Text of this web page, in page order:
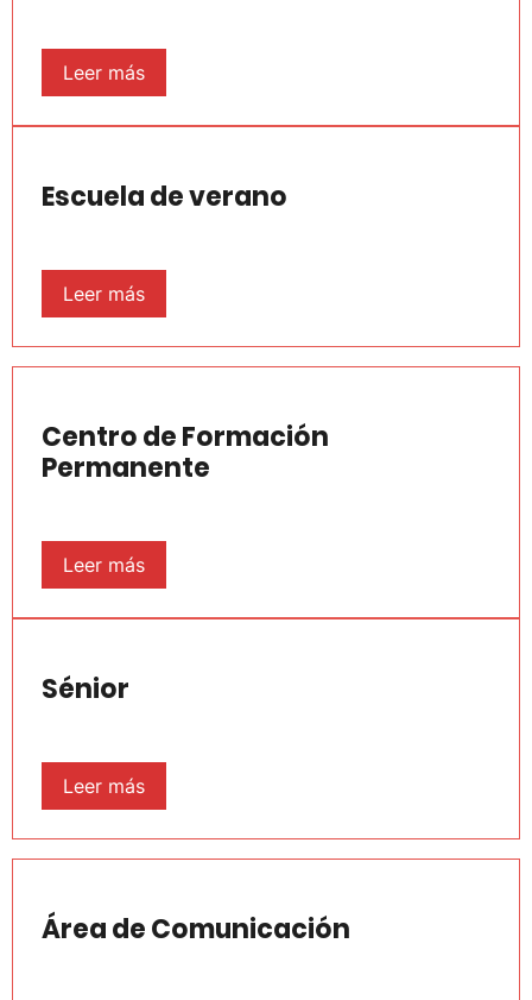
Leer más
Escuela de verano
Leer más
Centro de Formación
Permanente
Leer más
Sénior
Leer más
Área de Comunicación